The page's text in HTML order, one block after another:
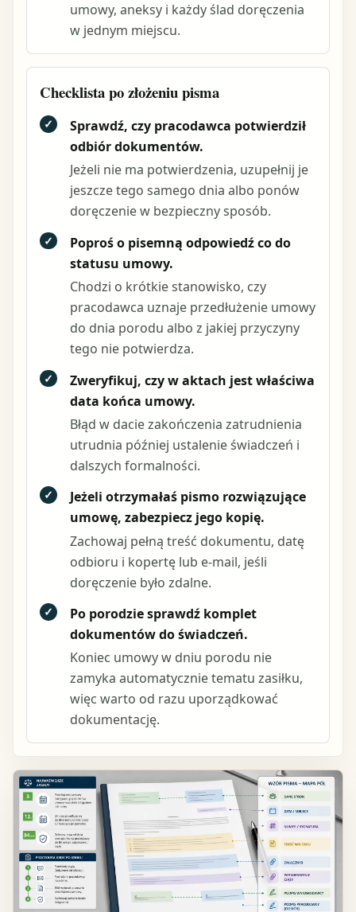
umowy, aneksy i każdy ślad doręczenia
w jednym miejscu.
Checklista po złożeniu pisma
✓
Sprawdź, czy pracodawca potwierdził
odbiór dokumentów.
Jeżeli nie ma potwierdzenia, uzupełnij je
jeszcze tego samego dnia albo ponów
doręczenie w bezpieczny sposób.
✓
Poproś o pisemną odpowiedź co do
statusu umowy.
Chodzi o krótkie stanowisko, czy
pracodawca uznaje przedłużenie umowy
do dnia porodu albo z jakiej przyczyny
tego nie potwierdza.
✓
Zweryfikuj, czy w aktach jest właściwa
data końca umowy.
Błąd w dacie zakończenia zatrudnienia
utrudnia później ustalenie świadczeń i
dalszych formalności.
✓
Jeżeli otrzymałaś pismo rozwiązujące
umowę, zabezpiecz jego kopię.
Zachowaj pełną treść dokumentu, datę
odbioru i kopertę lub e-mail, jeśli
doręczenie było zdalne.
✓
Po porodzie sprawdź komplet
dokumentów do świadczeń.
Koniec umowy w dniu porodu nie
zamyka automatycznie tematu zasiłku,
więc warto od razu uporządkować
dokumentację.